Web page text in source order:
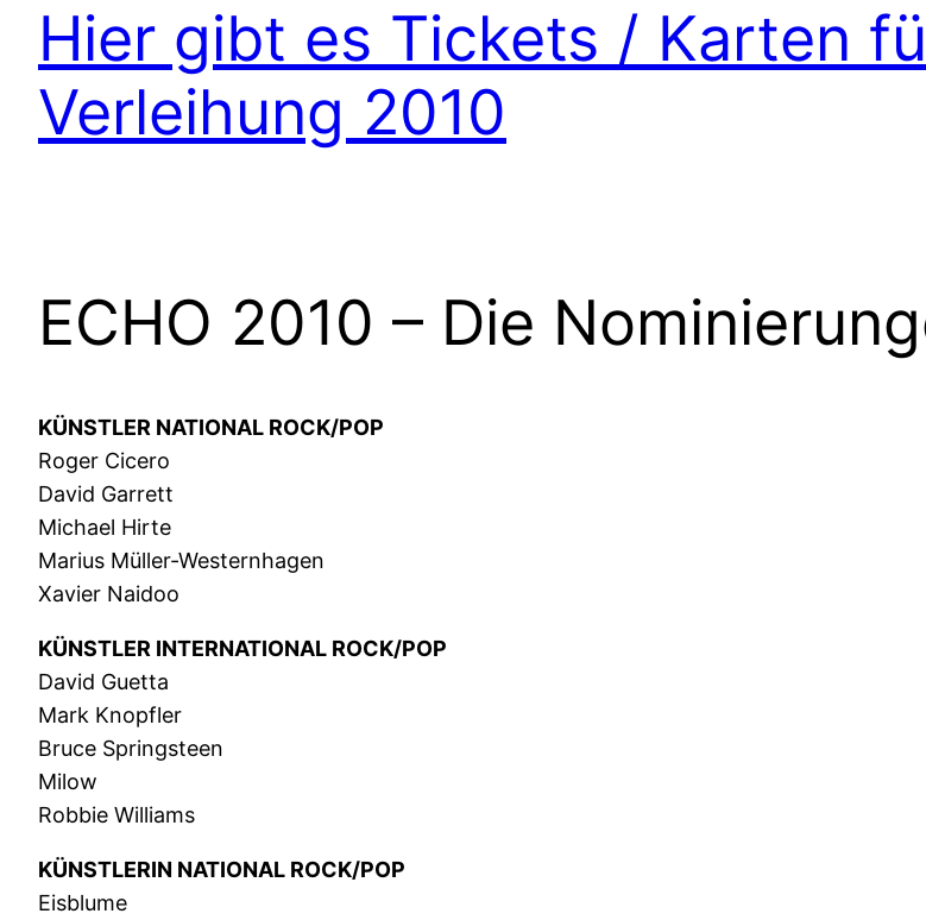
Hier gibt es Tickets / Karten
Verleihung 2010
ECHO 2010 – Die
KÜNSTLER NATIONAL ROCK/POP
Roger Cicero
David Garrett
Michael Hirte
Marius Müller-Westernhagen
Xavier Naidoo
KÜNSTLER INTERNATIONAL ROCK/POP
David Guetta
Mark Knopfler
Bruce Springsteen
Milow
Robbie Williams
KÜNSTLERIN NATIONAL ROCK/POP
Eisblume